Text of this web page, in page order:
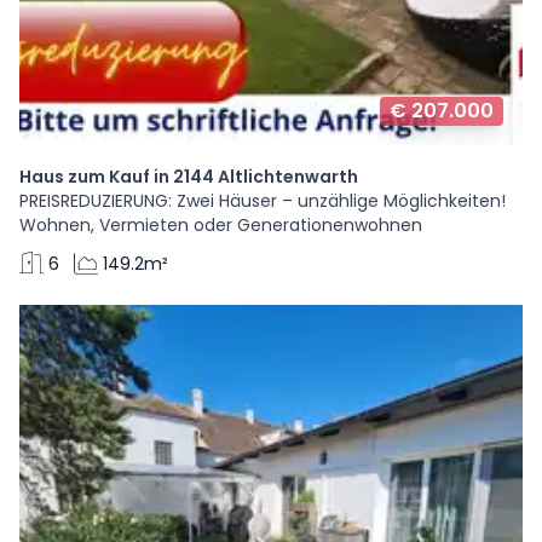
€ 207.000
Haus zum Kauf in 2144 Altlichtenwarth
PREISREDUZIERUNG: Zwei Häuser – unzählige Möglichkeiten!
Wohnen, Vermieten oder Generationenwohnen
6
149.2m²